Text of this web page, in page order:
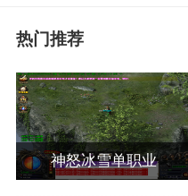
热门推荐
神怒冰雪单职业